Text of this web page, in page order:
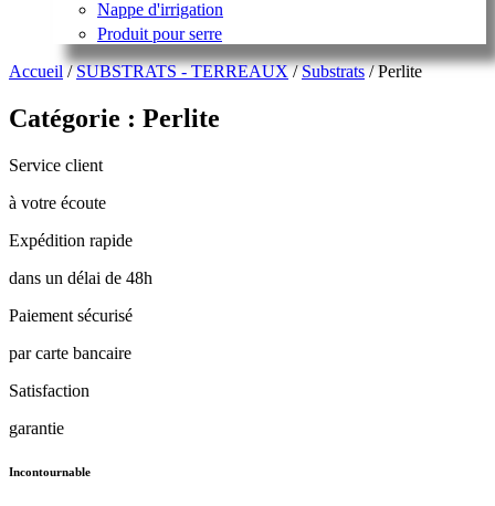
Nappe d'irrigation
Produit pour serre
Accueil /SUBSTRATS - TERREAUX/Substrats/ Perlite
Catégorie : Perlite
Service client
à votre écoute
Expédition rapide
dans un délai de 48h
Paiement sécurisé
par carte bancaire
Satisfaction
garantie
Incontournable